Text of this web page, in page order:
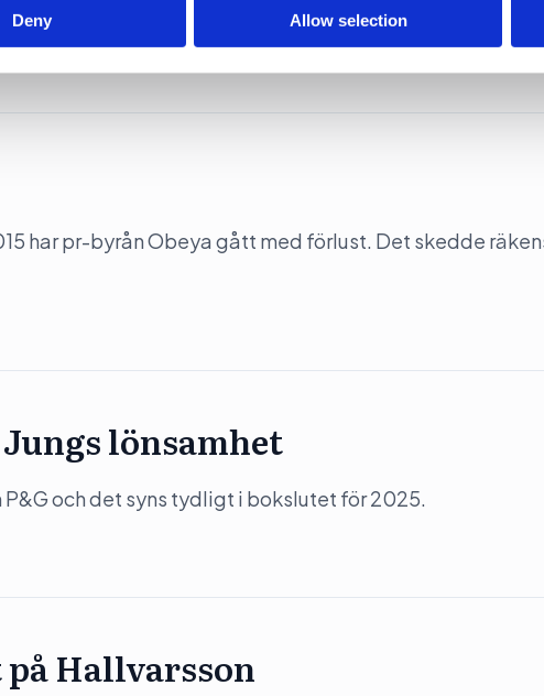
Deny Allow selection
har pr-byrån Obeya gått med förlust. Det skedde
lönsamhet
och det syns tydligt i bokslutet för 2025.
Hallvarsson